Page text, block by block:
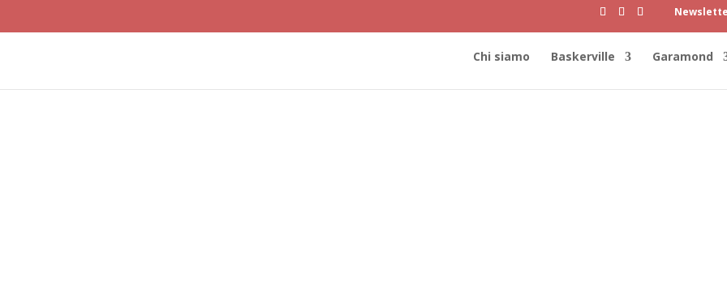
Chi siamo Baskerville Garamond